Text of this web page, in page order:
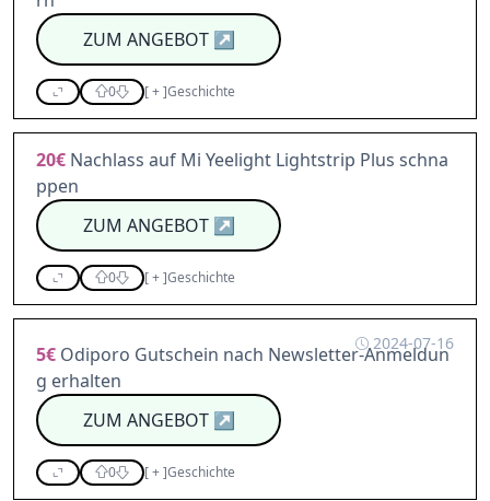
ZUM ANGEBOT↗
0 [+]Geschichte
20€ Nachlass auf Mi Yeelight Lightstrip Plus schna
ppen
ZUM ANGEBOT↗
0 [+]Geschichte
2024-07-16
5€ Odiporo Gutschein nach Newsletter-Anmeldun
g erhalten
ZUM ANGEBOT↗
0 [+]Geschichte